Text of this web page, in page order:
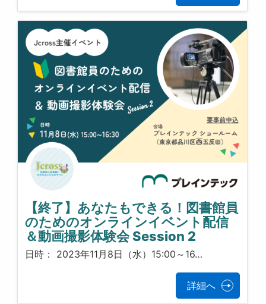
【終了】あなたもできる！図書館員
のためのオンラインイベント配信
＆動画撮影体験会 Session 2
日時： 2023年11月8日（水）15:00～16…
詳細へ